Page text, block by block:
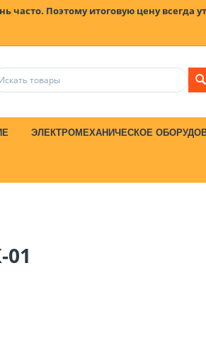
часто. Поэтому итоговую цену всегда
ЭЛЕКТРОМЕХАНИЧЕСКОЕ